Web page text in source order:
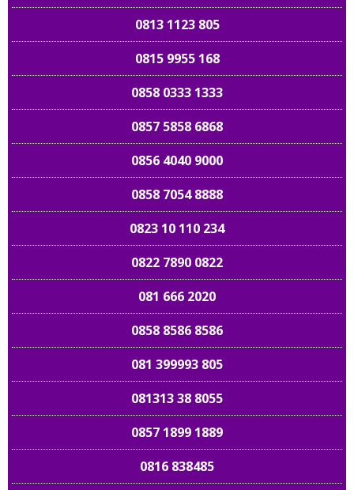
0813 1123 805
0815 9955 168
0858 0333 1333
0857 5858 6868
0856 4040 9000
0858 7054 8888
0823 10 110 234
0822 7890 0822
081 666 2020
0858 8586 8586
081 399993 805
081313 38 8055
0857 1899 1889
0816 838485